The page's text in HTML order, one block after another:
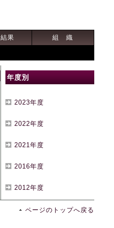
果
組 織
年度別
2023年度
2022年度
2021年度
2016年度
2012年度
ページのトップへ戻る